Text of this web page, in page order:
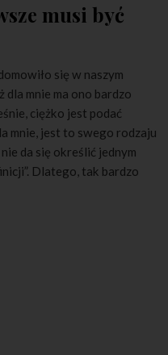
musi być
się w naszym
dla mnie ma ono bardzo
ciężko jest podać
mnie, jest to swego rodzaju
da się określić jednym
Dlatego, tak bardzo